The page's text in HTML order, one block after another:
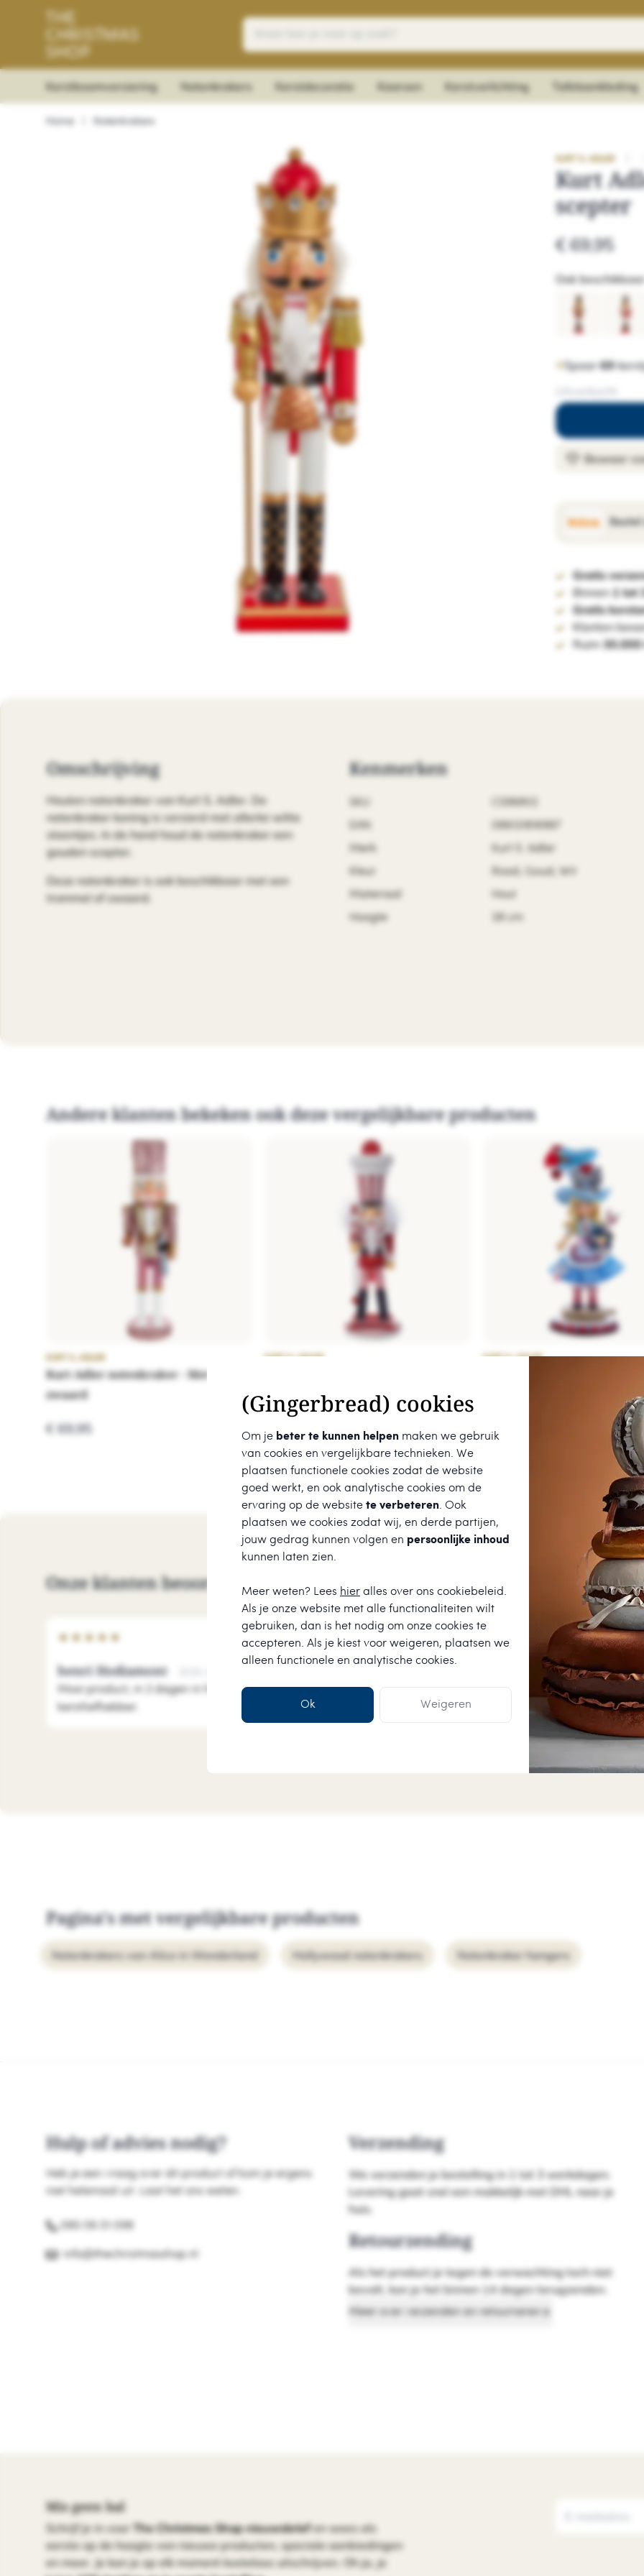
(Gingerbread) cookies
Om je beter te kunnen helpen maken we gebruik
van cookies en vergelijkbare technieken. We
plaatsen functionele cookies zodat de website
goed werkt, en ook analytische cookies om de
ervaring op de website te verbeteren. Ook
plaatsen we cookies zodat wij, en derde partijen,
jouw gedrag kunnen volgen en persoonlijke inhoud
kunnen laten zien.
Meer weten? Lees hier alles over ons cookiebeleid.
Als je onze website met alle functionaliteiten wilt
gebruiken, dan is het nodig om onze cookies te
accepteren. Als je kiest voor weigeren, plaatsen we
alleen functionele en analytische cookies.
Ok Weigeren
Kerstboomversiering Notenkrakers Kerstdecoratie Kaarsen Kerstverlichting Tafelaankleding
Kurt
scepter
€ 69,95
Ook
Spaar69
Bewaar
Gratis
Binnen 1 tot
Gratis
Klanten
Ruim 30.000
Omschrijving
Houten notenkraker van Kurt S. Adler. De
notenkraker koning is versierd met allerlei witte
steentjes. In de hand houd de notenkraker een
gouden scepter.
Deze notenkraker is ook beschikbaar met een
trommel of zwaard.
Kenmerken
Merk
Kurt S. Adler
Kleur
Rood, Goud, Wit
Materiaal
Hout
Hoogte
Andere klanten bekeken ook deze vergelijkbare producten
Kurt Adler notenkraker - Met
zwaard
€ 69,95
KURT S. ADLER
Met scepter
€ 132,95
KURT S. ADLER
€ 127,95
Onze klanten beoordelen ons met een 9.7 beoordelingen.
★ ★ ★ ★ ★
henri Hodiamont
Mooi product, in 2 dagen in huis. Leuk uitgebreid assortiment voor een
kerstliefhebber.
★ ★
Anneke van der
Vlotte levering,
kaartje bij zat.
Pagina's met vergelijkbare producten
Notenkrakers van Alice in Wonderland Hollywood notenkrakers Notenkraker hangers
Hulp of advies nodig?
Heb je een vraag over dit product of kom je ergens
niet helemaal uit. Laat het ons weten.
info@thechristmasshop.nl
Verzending
We verzenden je bestelling in 1 tot 3 werkdagen.
Levering gaat snel een makkelijk met DHL naar je
huis.
Retourzending
Als het product je tegen de verwachting toch niet
bevalt, kan je het binnen 14 dagen terugzenden.
Meer over verzenden en retourneren
Mis geen bal
Schrijf je in voor The Christmas Shop nieuwsbriefen wees als
eerste op de hoogte van nieuwe producten, speciale aanbiedingen
en meer. Je kan je op elk moment kosteloos uitschrijven. Oh ja, je